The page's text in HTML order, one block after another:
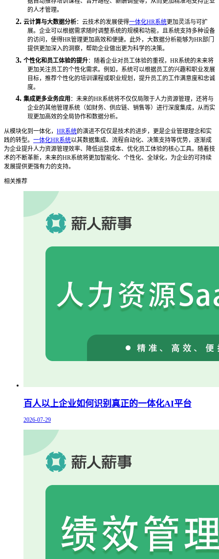
的人才管理。
2. 云计算与大数据分析：云技术的发展使得一体化HR系统更加灵活与可扩
展。企业可以根据需求随时调整系统的规模和功能，且系统支持多种设备
的访问，使得HR管理更加高效和便捷。此外，大数据分析能够为HR部门
提供更加深入的洞察，帮助企业做出更为科学的决策。
3. 个性化和员工体验的提升：随着企业对员工体验的重视， HR系统的未来将
更加关注员工的个性化需求。例如，系统可以根据员工的兴趣和职业发展
目标，推荐个性化的培训课程或职业规划，提升员工的工作满意度和忠诚
度。
4. 集成更多业务应用 ：未来的HR系统将不仅仅局限于人力资源管理，还将与
企业的其他管理系统（如财务、供应链、销售等）进行深度集成，从而实
现更加高效的全局协作和数据分析。
从模块化到一体化， HR系统的演进不仅仅是技术的进步，更是企业管理理念和实
践的转型。 一体化HR系统以其数据集成、流程自动化、决策支持等优势，逐渐成
为企业提升人力资源管理效率、降低运营成本、优化员工体验的核心工具。随着技
术的不断革新，未来的HR系统将更加智能化、个性化、全球化，为企业的可持续
发展提供更强有力的支持。
相关推荐
百人以上企业如何识别真正的一体化AI平台
2026-07-29